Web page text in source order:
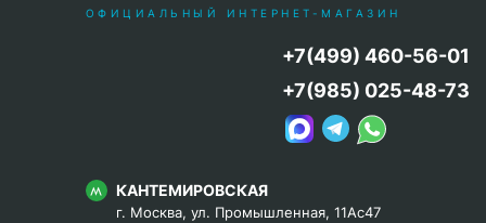
ОФИЦИАЛЬНЫЙ ИНТЕРНЕТ-МАГАЗИН
КАНТЕМИРОВСКАЯ
г. Москва, ул. Промышленная, 11Ас47
+7(499) 460-56-01
+7(985) 025-48-73